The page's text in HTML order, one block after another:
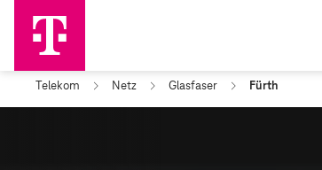
Telekom Netz Glasfaser Fürth